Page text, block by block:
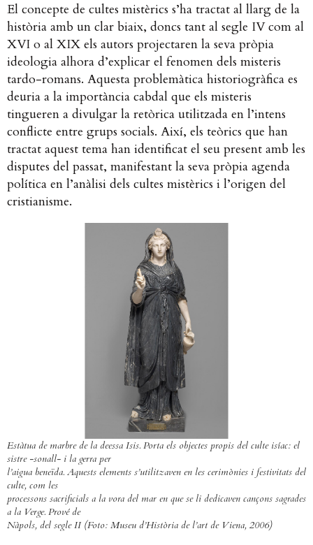
El concepte de cultes mistèrics s’ha tractat al llarg de la
història amb un clar biaix, doncs tant al segle IV com al
XVI o al XIX els autors projectaren la seva pròpia
ideologia alhora d’explicar el fenomen dels misteris
tardo-romans. Aquesta problemàtica historiogràfica es
deuria a la importància cabdal que els misteris
tingueren a divulgar la retòrica utilitzada en l’intens
conflicte entre grups socials. Així, els teòrics que han
tractat aquest tema han identificat el seu present amb les
disputes del passat, manifestant la seva pròpia agenda
política en l’anàlisi dels cultes mistèrics i l’origen del
cristianisme.
Estàtua de marbre de la deessa Isis. Porta els objectes propis del culte isíac: el
sistre -sonall- i la gerra per
l’aigua beneïda. Aquests elements s’utilitzaven en les cerimònies i festivitats del
culte, com les
processons sacrificials a la vora del mar en que se li dedicaven cançons sagrades
a la Verge. Prové de
Nàpols, del segle II (Foto: Museu d’Història de l’art de Viena, 2006)